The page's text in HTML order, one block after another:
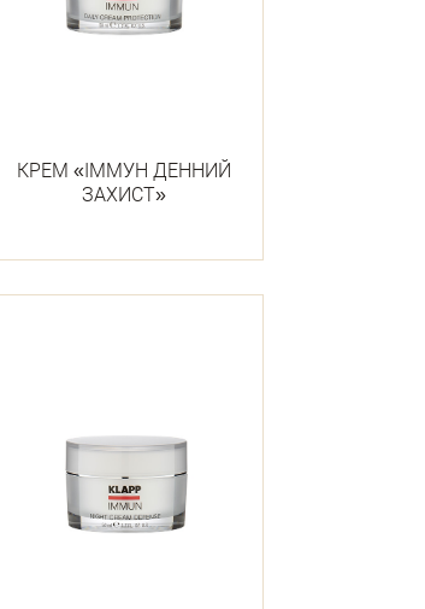
КРЕМ «ІММУН ДЕННИЙ
ЗАХИСТ»